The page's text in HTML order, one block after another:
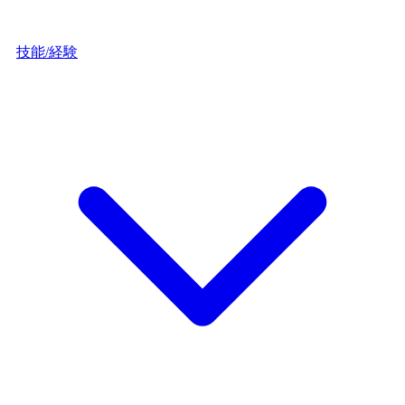
技能/経験